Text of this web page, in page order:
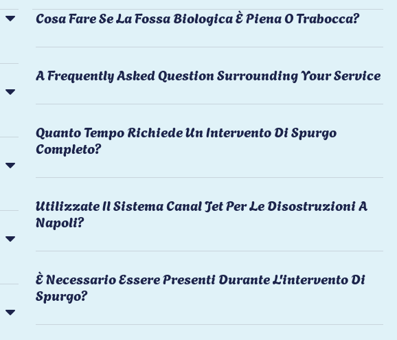
Cosa Fare Se La Fossa Biologica È Piena O Trabocca?
A Frequently Asked Question Surrounding Your Service
Quanto Tempo Richiede Un Intervento Di Spurgo
Completo?
Utilizzate Il Sistema Canal Jet Per Le Disostruzioni A
Napoli?
È Necessario Essere Presenti Durante L'intervento Di
Spurgo?